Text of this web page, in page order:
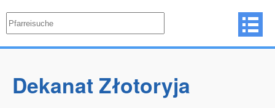
Dekanat Złotoryja